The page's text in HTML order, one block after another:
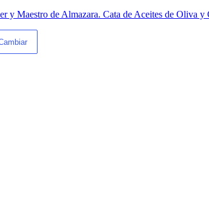
y Maestro de Almazara. Cata de Aceites de Oliva y